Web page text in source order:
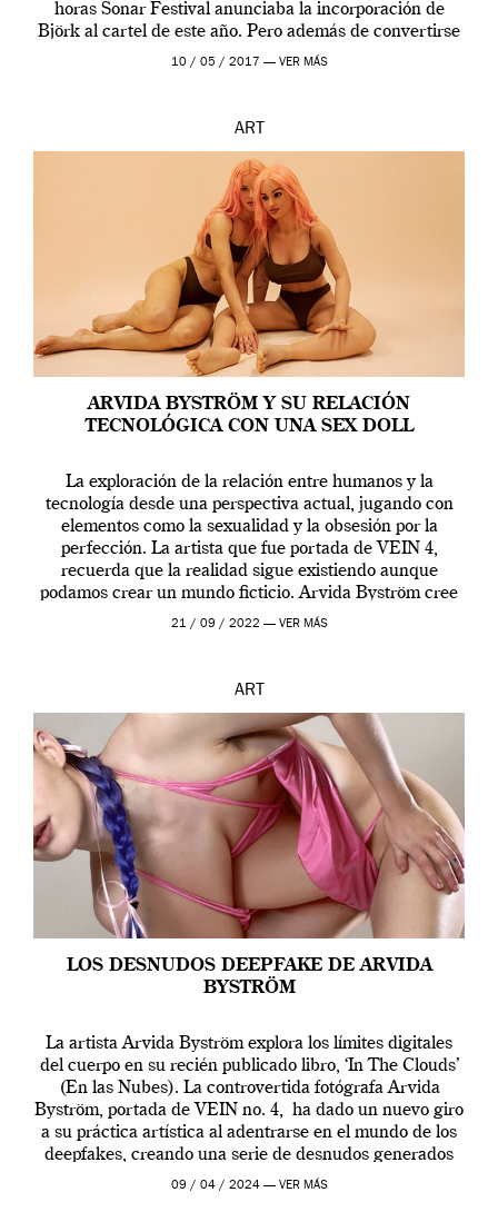
horas Sonar Festival anunciaba la incorporación de
Björk al cartel de este año. Pero además de convertirse
en una de las actuaciones más relevantes […]
10 / 05 / 2017 — VER MÁS
ART
ARVIDA BYSTRÖM Y SU RELACIÓN
TECNOLÓGICA CON UNA SEX DOLL
La exploración de la relación entre humanos y la
tecnología desde una perspectiva actual, jugando con
elementos como la sexualidad y la obsesión por la
perfección. La artista que fue portada de VEIN 4,
recuerda que la realidad sigue existiendo aunque
podamos crear un mundo ficticio. Arvida Byström cree
que los humanos tienen un complejo […]
21 / 09 / 2022 — VER MÁS
ART
LOS DESNUDOS DEEPFAKE DE ARVIDA
BYSTRÖM
La artista Arvida Byström explora los límites digitales
del cuerpo en su recién publicado libro, ‘In The Clouds’
(En las Nubes). La controvertida fotógrafa Arvida
Byström, portada de VEIN no. 4, ha dado un nuevo giro
a su práctica artística al adentrarse en el mundo de los
deepfakes, creando una serie de desnudos generados
por […]
09 / 04 / 2024 — VER MÁS